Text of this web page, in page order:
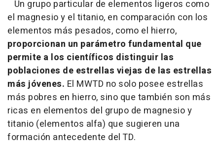
Un grupo particular de elementos ligeros como
el magnesio y el titanio, en comparación con los
elementos más pesados, como el hierro,
proporcionan un parámetro fundamental que
permite a los científicos distinguir las
poblaciones de estrellas viejas de las estrellas
más jóvenes. El MWTD no solo posee estrellas
más pobres en hierro, sino que también son más
ricas en elementos del grupo de magnesio y
titanio (elementos alfa) que sugieren una
formación antecedente del TD.